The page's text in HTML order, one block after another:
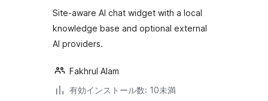
価
Site-aware AI chat widget with a local
knowledge base and optional external
AI providers.
Fakhrul Alam
有効インストール数: 10未満